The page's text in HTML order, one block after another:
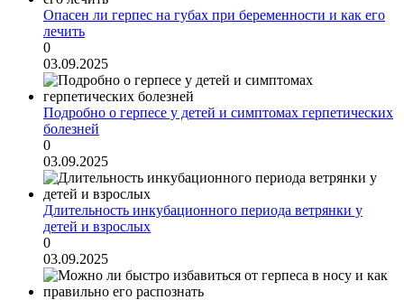
Опасен ли герпес на губах при беременности и как его
лечить
0
03.09.2025
Подробно о герпесе у детей и симптомах герпетических
болезней
0
03.09.2025
Длительность инкубационного периода ветрянки у
детей и взрослых
0
03.09.2025